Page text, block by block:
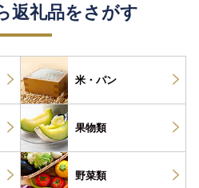
返礼品をさがす
米・パン
果物類
野菜類